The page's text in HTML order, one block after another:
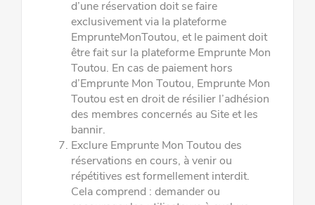
d’une réservation doit se faire
exclusivement via la plateforme
EmprunteMonToutou, et le paiment doit
être fait sur la plateforme Emprunte Mon
Toutou. En cas de paiement hors
d’Emprunte Mon Toutou, Emprunte Mon
Toutou est en droit de résilier l’adhésion
des membres concernés au Site et les
bannir.
Exclure Emprunte Mon Toutou des
réservations en cours, à venir ou
répétitives est formellement interdit.
Cela comprend : demander ou